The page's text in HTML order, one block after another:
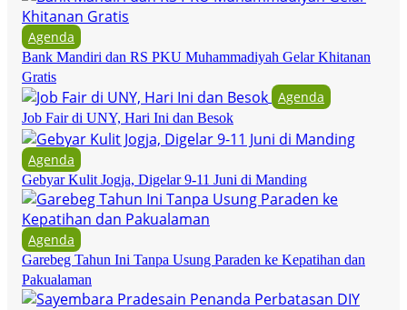
Agenda
Bank Mandiri dan RS PKU Muhammadiyah Gelar Khitanan
Gratis
Agenda
Job Fair di UNY, Hari Ini dan Besok
Agenda
Gebyar Kulit Jogja, Digelar 9-11 Juni di Manding
Agenda
Garebeg Tahun Ini Tanpa Usung Paraden ke Kepatihan dan
Pakualaman